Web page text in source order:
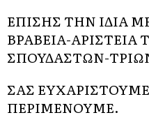
ΕΠΙΣΗΣ ΤΗΝ ΙΔΙΑ
ΒΡΑΒΕΙΑ-
ΣΠΟΥΔΑΣΤΩΝ-
ΣΑΣ
ΠΕΡΙΜΕΝΟΥΜΕ.